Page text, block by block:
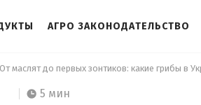
АГРО ЗАКОНОДАТЕЛЬСТВО
5 мин